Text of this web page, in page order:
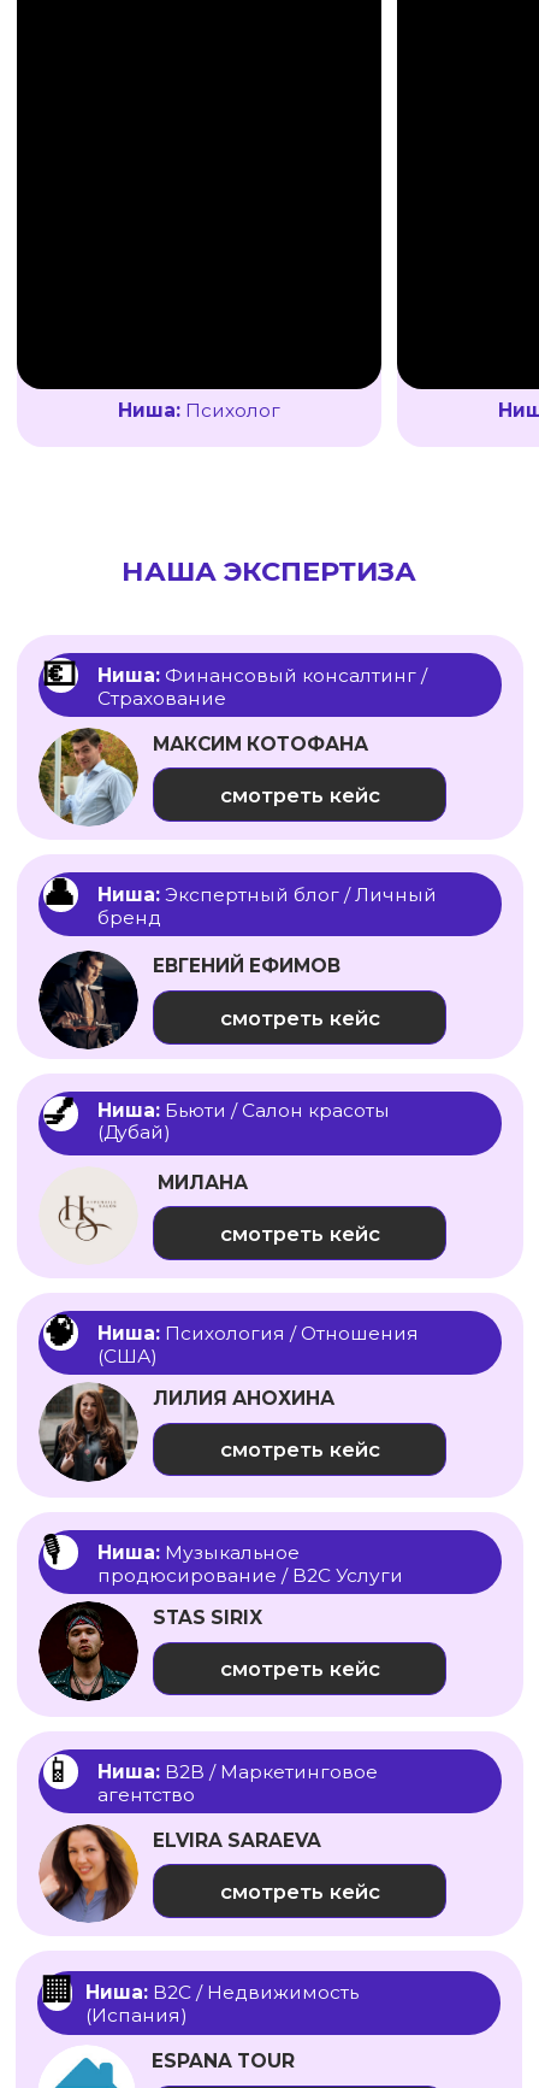
ЗАПУСТИЛИ ДВЕ КАМПАНИИ:
НА ПОДПИСКУ И НА НАЧАТУЮ
ПЕРЕПИСКУ, ОТСЕКАЯ
«ХОЛОДНУЮ» АУДИТОРИЮ.
ПРИВЕЛИ ТЁПЛЫХ, ГОТОВЫХ
К ПОКУПКЕ ЛИДОВ — КЛИЕНТЫ
БРОНИРОВАЛИ КРУИЗ ЗА 5 000 €
БУКВАЛЬНО В ПЕРВУЮ ЖЕ
МИНУТУ ПОСЛЕ КОНТАКТА.
РЕКЛАМУ: ЛЮДИ ЗАХОДИЛИ
В ПЕРЕПИСКУ УЖЕ ДОВЕРЯЯ
КОМАНДЕ,
А НЕ ПРИСМАТРИВАЯСЬ
НЕДЕЛЯМИ.
64 евро)
➡️ 5 оплат, средний чек 3 100 €
ОТЗЫВЫ